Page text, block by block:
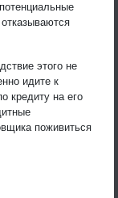
этого не
идите к
кредиту на его
поживиться